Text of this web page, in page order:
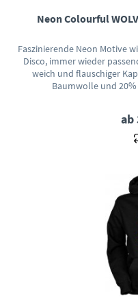
Neon Colourful
Faszinierende Neon Motive
Disco, immer wieder
weich und flauschiger
Baumwolle und
ab